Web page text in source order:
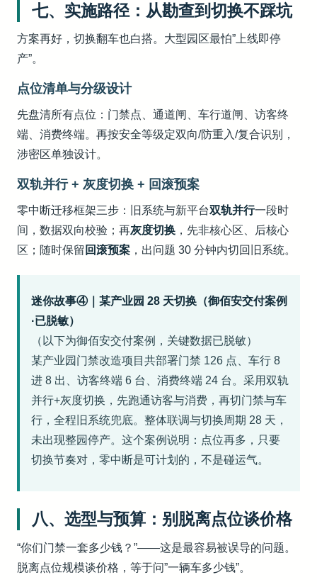
七、实施路径：从勘查到切换不踩坑
方案再好，切换翻车也白搭。大型园区最怕”上线即停
产”。
点位清单与分级设计
先盘清所有点位：门禁点、通道闸、车行道闸、访客终
端、消费终端。再按安全等级定双向/防重入/复合识别，
涉密区单独设计。
双轨并行 + 灰度切换 + 回滚预案
零中断迁移框架三步：旧系统与新平台双轨并行一段时
间，数据双向校验；再灰度切换 ，先非核心区、后核心
区；随时保留 回滚预案 ，出问题 30 分钟内切回旧系统。
迷你故事④｜某产业园 28 天切换（御佰安交付案例
·已脱敏）
（以下为御佰安交付案例，关键数据已脱敏）
某产业园门禁改造项目共部署门禁 126 点、车行 8
进 8 出、访客终端 6 台、消费终端 24 台。采用双轨
并行+灰度切换，先跑通访客与消费，再切门禁与车
行，全程旧系统兜底。整体联调与切换周期 28 天，
未出现整园停产。这个案例说明：点位再多，只要
切换节奏对，零中断是可计划的，不是碰运气。
八、选型与预算：别脱离点位谈价格
“你们门禁一套多少钱？”——这是最容易被误导的问题。
脱离点位规模谈价格，等于问”一辆车多少钱”。